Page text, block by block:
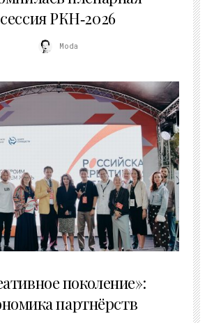
сессия РКН‑2026
Moda
поколение»:
партнёрств